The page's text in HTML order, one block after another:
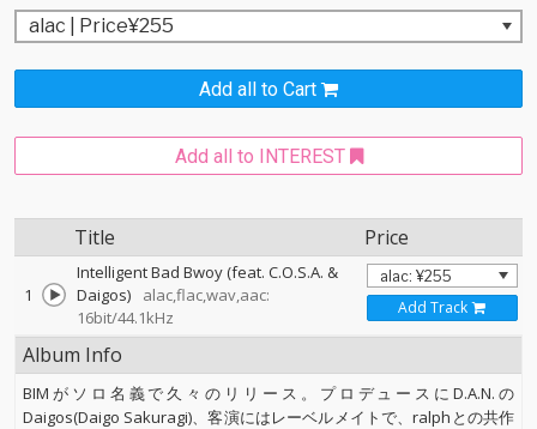
Add all to Cart
Add all to INTEREST
Title Price
1
Intelligent Bad Bwoy (feat. C.O.S.A. &
Daigos)
alac,flac,wav,aac:
16bit/44.1kHz
Add Track
Album Info
BIMがソロ名義で久々のリリース。プロデュースにD.A.N.の
Daigos(Daigo Sakuragi)、客演にはレーベルメイトで、ralphとの共作